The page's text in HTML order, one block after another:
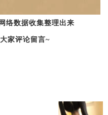
络数据收集整理出来
家评论留言~